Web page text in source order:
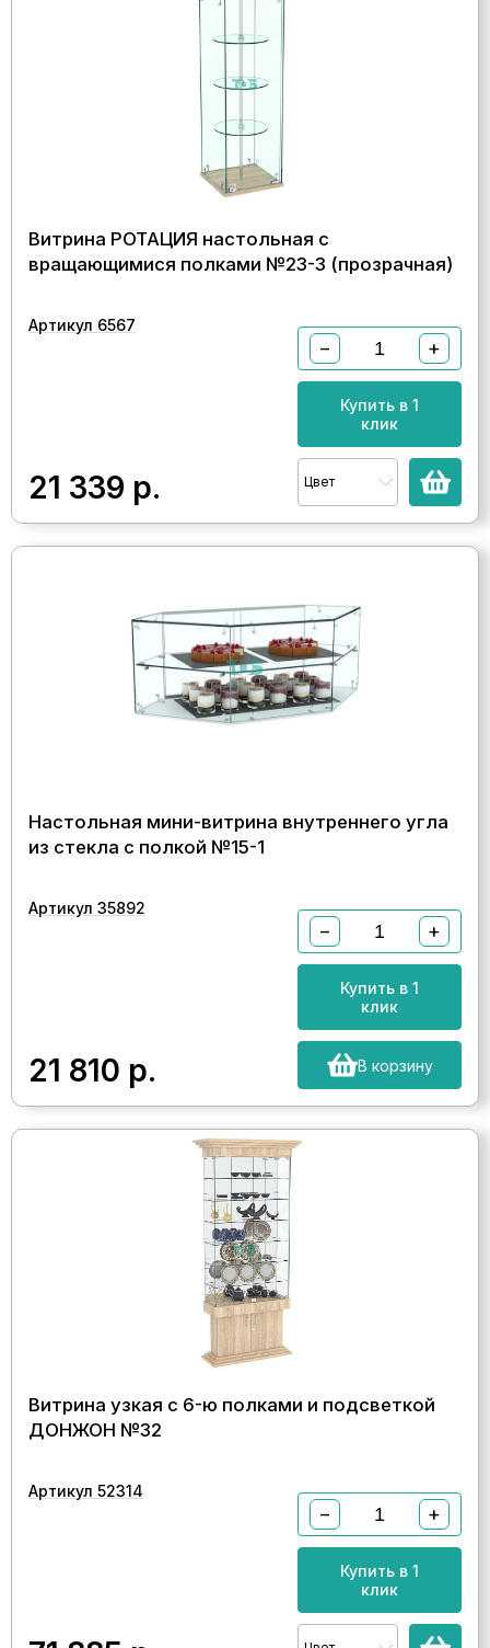
Витрина РОТАЦИЯ настольная с
вращающимися полками №23-3 (прозрачная)
Артикул 6567
21 339 р.
− +
Купить в 1
клик
Цвет
Настольная мини-витрина внутреннего угла
из стекла с полкой №15-1
Артикул 35892
21 810 р.
− +
Купить в 1
клик
В корзину
Витрина узкая с 6-ю полками и подсветкой
ДОНЖОН №32
Артикул 52314
− +
Купить в 1
клик